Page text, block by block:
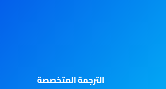
الترجمة المتخصصة